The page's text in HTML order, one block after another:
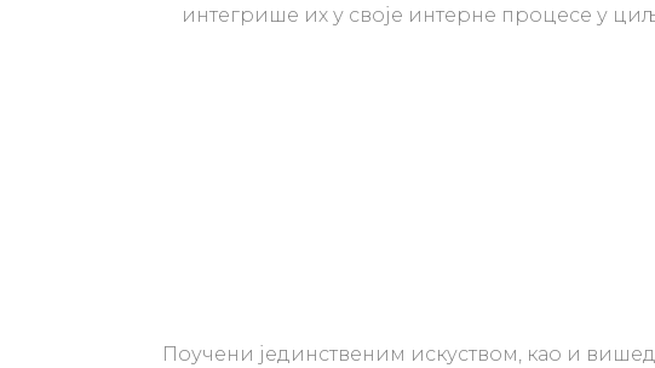
интегрише их у своје интерне процесе у
Поучени јединственим искуством, као и